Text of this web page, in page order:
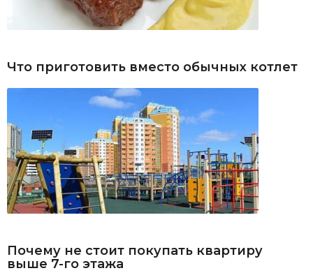
Что приготовить вместо обычных котлет
Почему не стоит покупать квартиру
выше 7-го этажа